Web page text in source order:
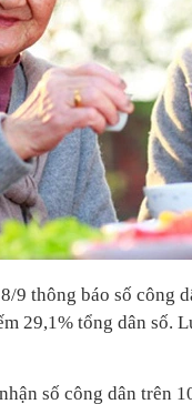
9 thông báo số công
29,1% tổng dân số.
số công dân trên